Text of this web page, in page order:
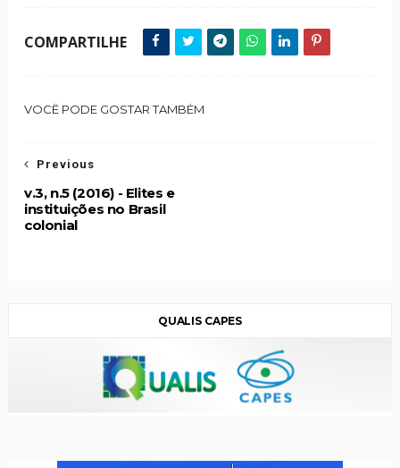
COMPARTILHE
VOCÊ PODE GOSTAR TAMBÉM
Previous
v.3, n.5 (2016) - Elites e
instituições no Brasil
colonial
QUALIS CAPES